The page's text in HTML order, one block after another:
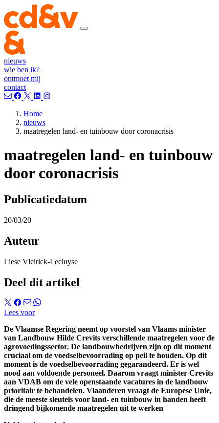
nieuws
wie ben ik?
ontmoet mij
contact
Home
nieuws
maatregelen land- en tuinbouw door coronacrisis
maatregelen land- en tuinbouw
door coronacrisis
Publicatiedatum
20/03/20
Auteur
Liese Vleirick-Lecluyse
Deel dit artikel
Lees voor
De Vlaamse Regering neemt op voorstel van Vlaams minister
van Landbouw Hilde Crevits verschillende maatregelen voor de
agrovoedingssector. De landbouwbedrijven zijn op dit moment
cruciaal om de voedselbevoorrading op peil te houden. Op dit
moment is de voedselbevoorrading gegarandeerd. Er is wel
nood aan voldoende personeel. Daarom vraagt minister Crevits
aan VDAB om de vele openstaande vacatures in de landbouw
prioritair te behandelen. Vlaanderen vraagt de Europese Unie,
die de meeste sleutels voor land- en tuinbouw in handen heeft
dringend bijkomende maatregelen uit te werken